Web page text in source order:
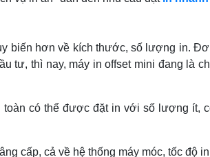
biến hơn về kích thước, số lượng in.
tư, thì nay, máy in offset mini đang là
có thể được đặt in với số lượng ít,
cấp, cả về hệ thống máy móc, tốc độ